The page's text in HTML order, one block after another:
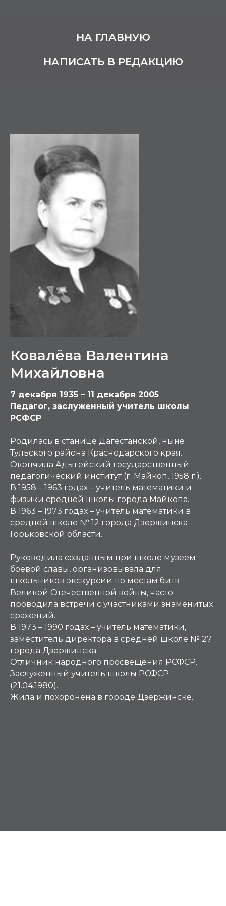
НА ГЛАВНУЮ
НАПИСАТЬ В РЕДАКЦИЮ
Ковалёва Валентина
Михайловна
7 декабря 1935 – 11 декабря 2005
Педагог, заслуженный учитель школы
РСФСР
Родилась в станице Дагестанской, ныне
Тульского района Краснодарского края.
Окончила Адыгейский государственный
педагогический институт (г. Майкоп, 1958 г.).
В 1958 – 1963 годах – учитель математики и
физики средней школы города Майкопа.
В 1963 – 1973 годах – учитель математики в
средней школе № 12 города Дзержинска
Горьковской области.
Руководила созданным при школе музеем
боевой славы, организовывала для
школьников экскурсии по местам битв
Великой Отечественной войны, часто
проводила встречи с участниками знаменитых
сражений.
В 1973 – 1990 годах – учитель математики,
заместитель директора в средней школе № 27
города Дзержинска.
Отличник народного просвещения РСФСР.
Заслуженный учитель школы РСФСР
(21.04.1980).
Жила и похоронена в городе Дзержинске.